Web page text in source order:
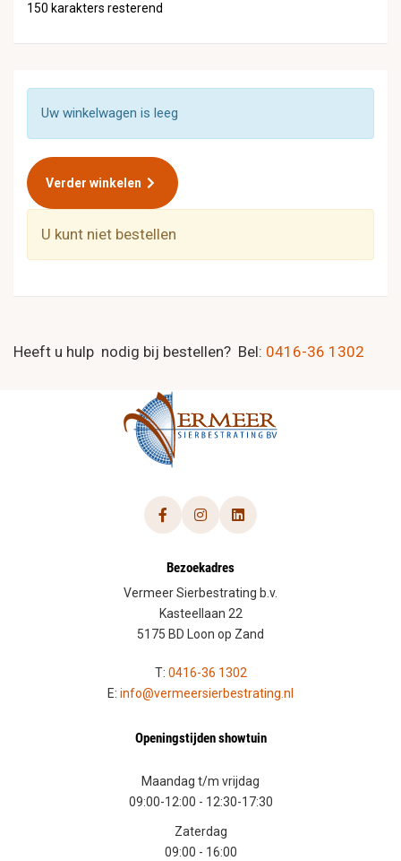
150 karakters resterend
Uw winkelwagen is leeg
Verder winkelen
U kunt niet bestellen
Heeft u hulp nodig bij bestellen? Bel: 0416-36 1302
Bezoekadres
Vermeer Sierbestrating b.v.
Kasteellaan 22
5175 BD Loon op Zand
T: 0416-36 1302
E: info@vermeersierbestrating.nl
Openingstijden showtuin
Maandag t/m vrijdag
09:00-12:00 - 12:30-17:30
Zaterdag
09:00 - 16:00